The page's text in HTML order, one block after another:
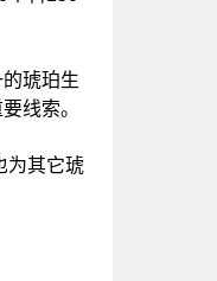
琥珀生
线索。
为其它琥